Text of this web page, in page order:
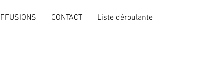
CONTACT Liste déroulante